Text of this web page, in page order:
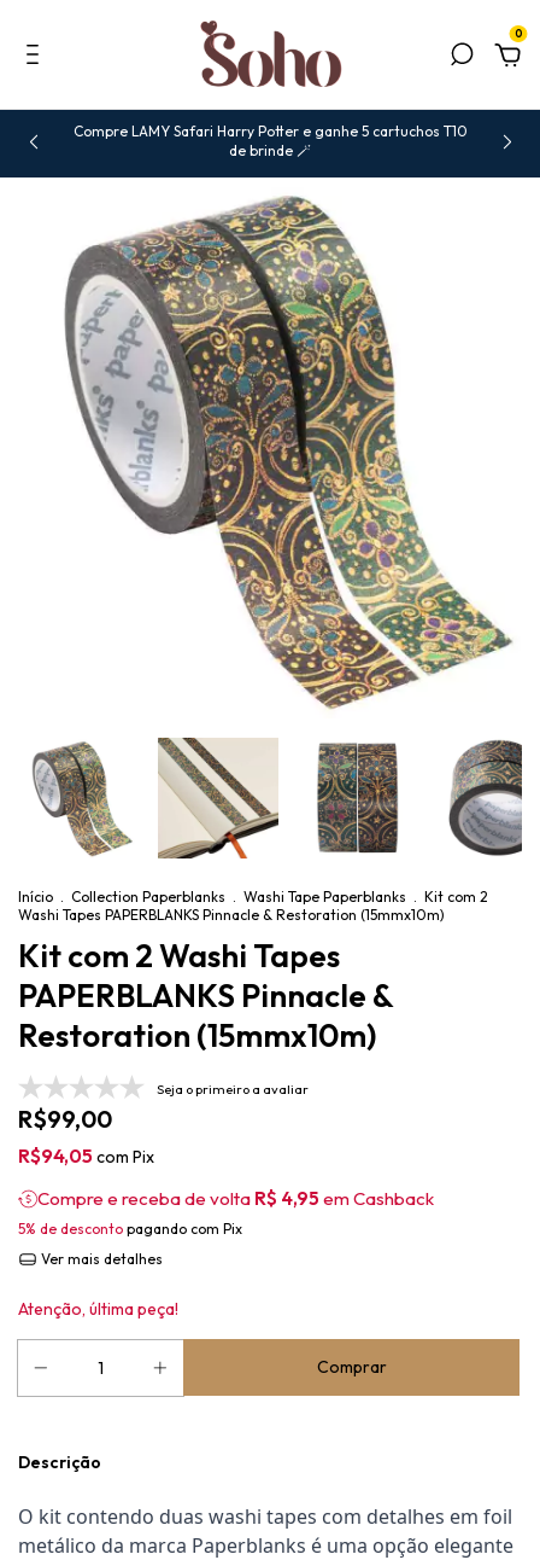
0
Compre LAMY Safari Harry Potter e ganhe 5 cartuchos T10
de brinde 🪄
Início . Collection Paperblanks . Washi Tape Paperblanks . Kit com 2
Washi Tapes PAPERBLANKS Pinnacle & Restoration (15mmx10m)
Kit com 2 Washi Tapes
PAPERBLANKS Pinnacle &
Restoration (15mmx10m)
Seja o primeiro a avaliar
R$99,00
R$94,05 com Pix
Compre e receba de volta R$ 4,95 em Cashback
5% de desconto pagando com Pix
Ver mais detalhes
Atenção, última peça!
Descrição
O kit contendo duas washi tapes com detalhes em foil
metálico da marca Paperblanks é uma opção elegante